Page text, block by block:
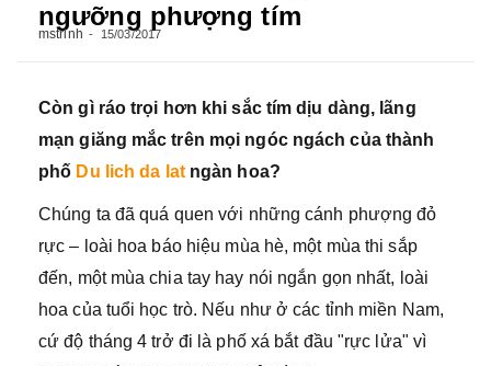
ngưỡng phượng tím
mstrinh 15/03/2017
Còn gì ráo trọi hơn khi sắc tím dịu dàng, lãng
mạn giăng mắc trên mọi ngóc ngách của thành
phố Du lich da latngàn hoa?
Chúng ta đã quá quen với những cánh phượng đỏ
rực – loài hoa báo hiệu mùa hè, một mùa thi sắp
đến, một mùa chia tay hay nói ngắn gọn nhất, loài
hoa của tuổi học trò. Nếu như ở các tỉnh miền Nam,
cứ độ tháng 4 trở đi là phố xá bắt đầu "rực lửa" vì